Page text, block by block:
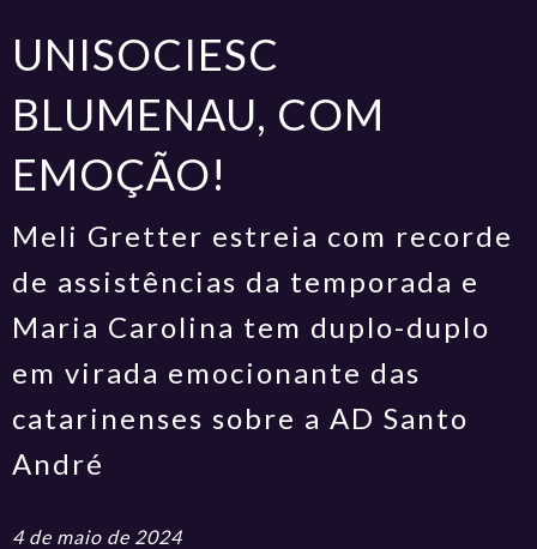
UNISOCIESC
BLUMENAU, COM
EMOÇÃO!
Meli Gretter estreia com recorde
de assistências da temporada e
Maria Carolina tem duplo-duplo
em virada emocionante das
catarinenses sobre a AD Santo
André
4 de maio de 2024